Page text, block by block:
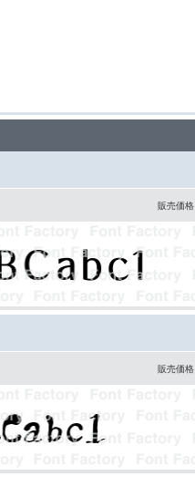
販売価格
販売価格